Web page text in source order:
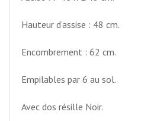
Hauteur d’assise : 48 cm.
Encombrement : 62 cm.
Empilables par 6 au sol.
Avec dos résille Noir.